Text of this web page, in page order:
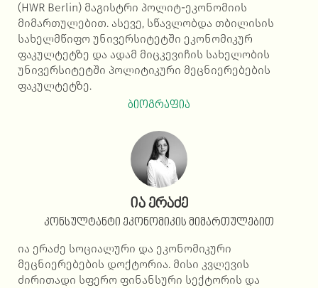
(HWR Berlin) მაგისტრი პოლიტ-ეკონომიის
მიმართულებით. ასევე, სწავლობდა თბილისის
სახელმწიფო უნივერსიტეტში ეკონომიკურ
ფაკულტეტზე და ადამ მიცკევიჩის სახელობის
უნივერსიტეტში პოლიტიკური მეცნიერებების
ფაკულტეტზე.
ბიოგრაფია
ია ერაძე
კონსულტანტი ეკონომიკის მიმართულებით
ია ერაძე სოციალური და ეკონომიკური
მეცნიერებების დოქტორია. მისი კვლევის
ძირითადი სფერო ფინანსური სექტორის და